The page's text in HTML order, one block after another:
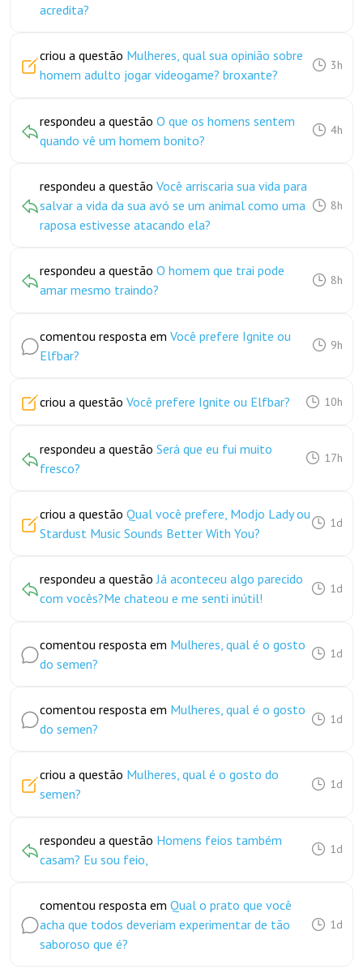
acredita?
criou a questão Mulheres, qual sua opinião sobre
homem adulto jogar videogame? broxante?
3h
respondeu a questão O que os homens sentem
quando vê um homem bonito?
4h
respondeu a questão Você arriscaria sua vida para
salvar a vida da sua avó se um animal como uma
raposa estivesse atacando ela?
8h
respondeu a questão O homem que trai pode
amar mesmo traindo?
8h
comentou resposta em Você prefere Ignite ou
Elfbar?
9h
criou a questão Você prefere Ignite ou Elfbar? 10h
respondeu a questão Será que eu fui muito
fresco?
17h
criou a questão Qual você prefere, Modjo Lady ou
Stardust Music Sounds Better With You?
1d
respondeu a questão Já aconteceu algo parecido
com vocês?Me chateou e me senti inútil!
1d
comentou resposta em Mulheres, qual é o gosto
do semen?
1d
comentou resposta em Mulheres, qual é o gosto
do semen?
1d
criou a questão Mulheres, qual é o gosto do
semen?
1d
respondeu a questão Homens feios também
casam? Eu sou feio,
1d
comentou resposta em Qual o prato que você
acha que todos deveriam experimentar de tão
saboroso que é?
1d